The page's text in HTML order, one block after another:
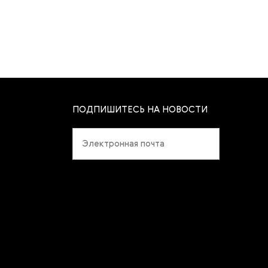
ПОДПИШИТЕСЬ НА НОВОСТИ